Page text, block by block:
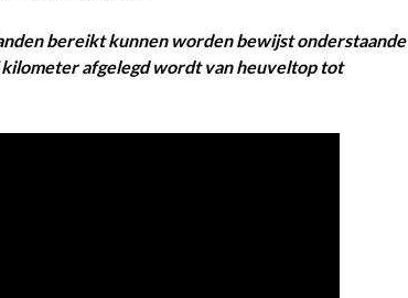
bereikt kunnen worden bewijst onderstaande
afgelegd wordt van heuveltop tot